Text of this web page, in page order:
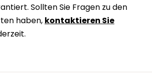
Sollten Sie Fragen zu den
haben, kontaktieren Sie